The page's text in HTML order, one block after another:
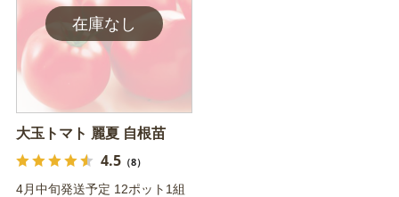
大玉トマト 麗夏 自根苗
4.5（8）
4月中旬発送予定 12ポット1組